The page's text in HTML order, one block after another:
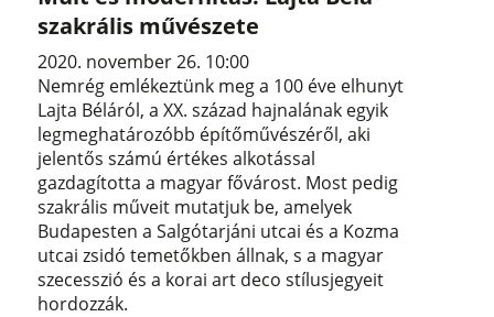
szakrális művészete
2020. november 26. 10:00
Nemrég emlékeztünk meg a 100 éve elhunyt
Lajta Béláról, a XX. század hajnalának egyik
legmeghatározóbb építőművészéről, aki
jelentős számú értékes alkotással
gazdagította a magyar fővárost. Most pedig
szakrális műveit mutatjuk be, amelyek
Budapesten a Salgótarjáni utcai és a Kozma
utcai zsidó temetőkben állnak, s a magyar
szecesszió és a korai art deco stílusjegyeit
hordozzák.